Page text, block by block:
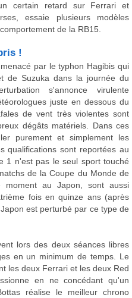
certain retard sur Ferrari et
essaie plusieurs modèles
de la RB15.
!
par le typhon Hagibis qui
de Suzuka dans la journée du
s'annonce virulente
juste en dessous du
de vent très violentes sont
dégâts matériels. Dans ces
purement et simplement les
qualifications sont reportées au
1 n'est pas le seul sport touché
de la Coupe du Monde de
au Japon, sont aussi
fois en quinze ans (après
est perturbé par ce type de
lors des deux séances libres
en un minimum de temps. Le
les deux Ferrari et les deux Red
en ne concédant qu'un
réalise le meilleur chrono